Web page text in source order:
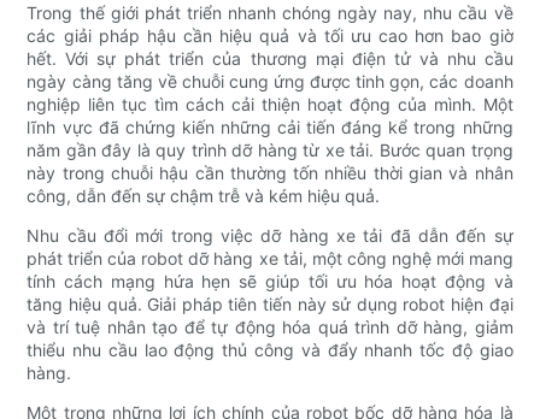
Trong thế giới phát triển nhanh chóng ngày nay, nhu cầu về
các giải pháp hậu cần hiệu quả và tối ưu cao hơn bao giờ
hết. Với sự phát triển của thương mại điện tử và nhu cầu
ngày càng tăng về chuỗi cung ứng được tinh gọn, các doanh
nghiệp liên tục tìm cách cải thiện hoạt động của mình. Một
lĩnh vực đã chứng kiến ​​những cải tiến đáng kể trong những
năm gần đây là quy trình dỡ hàng từ xe tải. Bước quan trọng
này trong chuỗi hậu cần thường tốn nhiều thời gian và nhân
công, dẫn đến sự chậm trễ và kém hiệu quả.
Nhu cầu đổi mới trong việc dỡ hàng xe tải đã dẫn đến sự
phát triển của robot dỡ hàng xe tải, một công nghệ mới mang
tính cách mạng hứa hẹn sẽ giúp tối ưu hóa hoạt động và
tăng hiệu quả. Giải pháp tiên tiến này sử dụng robot hiện đại
và trí tuệ nhân tạo để tự động hóa quá trình dỡ hàng, giảm
thiểu nhu cầu lao động thủ công và đẩy nhanh tốc độ giao
hàng.
Một trong những lợi ích chính của robot bốc dỡ hàng hóa là